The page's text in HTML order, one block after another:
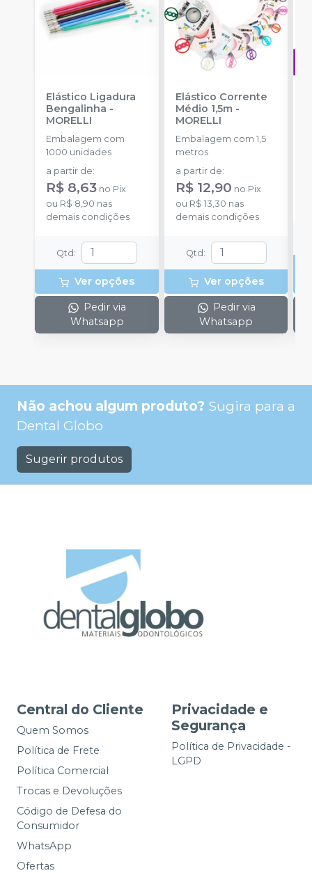
Elástico Ligadura
Bengalinha -
MORELLI
Embalagem com
1000 unidades
a partir de:
R$ 8,63 no Pix
ou R$ 8,90 nas
demais condições
Qtd:
Ver opções
Pedir via
Whatsapp
Elástico Corrente
Médio 1,5m-
MORELLI
Embalagem com 1,5
metros
a partir de:
R$ 12,90 no Pix
ou R$ 13,30 nas
demais condições
Qtd:
Ver opções
Pedir via
Whatsapp
Não achou algum produto? Sugira para a
Dental Globo
Sugerir produtos
Central do Cliente
Quem Somos
Política de Frete
Política Comercial
Trocas e Devoluções
Código de Defesa do
Consumidor
WhatsApp
Ofertas
Privacidade e
Segurança
Política de Privacidade -
LGPD